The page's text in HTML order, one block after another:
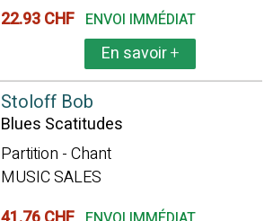
22.93 CHF ENVOI IMMÉDIAT
En savoir+
Stoloff Bob
Blues Scatitudes
Partition - Chant
MUSIC SALES